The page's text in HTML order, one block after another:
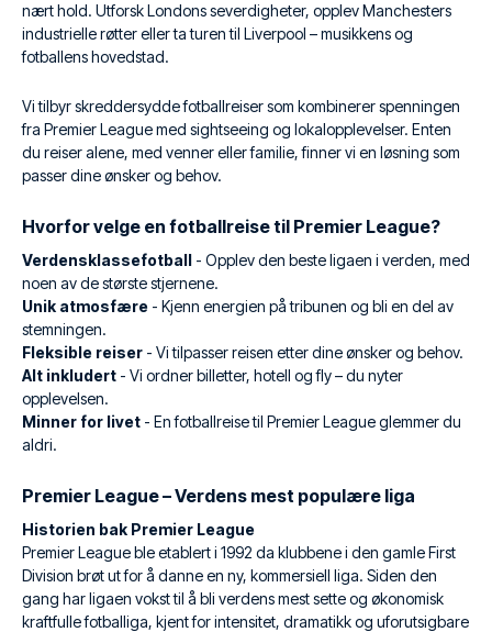
nært hold. Utforsk Londons severdigheter, opplev Manchesters
industrielle røtter eller ta turen til Liverpool – musikkens og
fotballens hovedstad.
Vi tilbyr skreddersydde fotballreiser som kombinerer spenningen
fra Premier League med sightseeing og lokalopplevelser. Enten
du reiser alene, med venner eller familie, finner vi en løsning som
passer dine ønsker og behov.
Hvorfor velge en fotballreise til Premier League?
Verdensklassefotball - Opplev den beste ligaen i verden, med
noen av de største stjernene.
Unik atmosfære - Kjenn energien på tribunen og bli en del av
stemningen.
Fleksible reiser - Vi tilpasser reisen etter dine ønsker og behov.
Alt inkludert - Vi ordner billetter, hotell og fly – du nyter
opplevelsen.
Minner for livet - En fotballreise til Premier League glemmer du
aldri.
Premier League – Verdens mest populære liga
Historien bak Premier League
Premier League ble etablert i 1992 da klubbene i den gamle First
Division brøt ut for å danne en ny, kommersiell liga. Siden den
gang har ligaen vokst til å bli verdens mest sette og økonomisk
kraftfulle fotballiga, kjent for intensitet, dramatikk og uforutsigbare